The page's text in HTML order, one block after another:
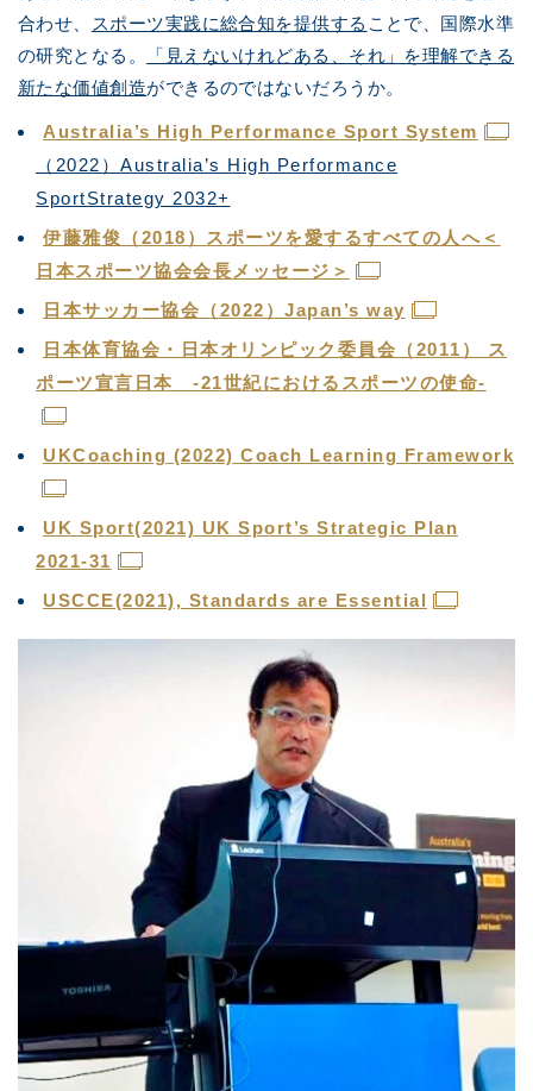
合わせ、 スポーツ実践に総合知を提供する ことで、国際水準
の研究となる。
「見えないけれどある、それ」を理解できる
新たな価値創造ができるのではないだろうか。
Australia’s High Performance Sport System
（2022）Australia’s High Performance
SportStrategy 2032+
伊藤雅俊（2018）スポーツを愛するすべての人へ＜
日本スポーツ協会会長メッセージ＞
日本サッカー協会（2022）Japan’s way
日本体育協会・日本オリンピック委員会（2011） ス
ポーツ宣言日本 -21世紀におけるスポーツの使命-
UKCoaching (2022) Coach Learning Framework
UK Sport(2021) UK Sport’s Strategic Plan
2021-31
USCCE(2021), Standards are Essential